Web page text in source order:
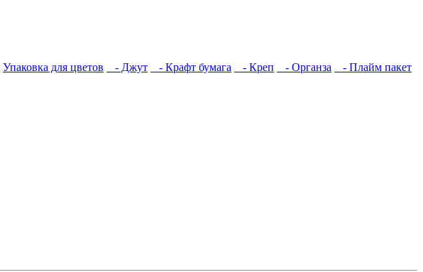
Упаковка для цветов - Джут - Крафт бумага - Креп - Органза
- Плайм пакет